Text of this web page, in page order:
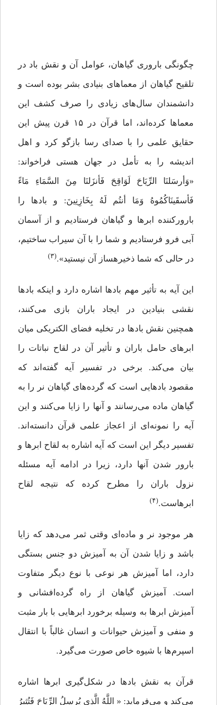
چگونگی باروری گیاهان، عوامل آن و نقش باد در
تلقیح گیاهان از معماهای بنیادی بشر بوده است و
دانشمندان سال‌های زیادی را صرف کشف این
معماها کرده‌اند، اما قرآن در ۱۵ قرن پیش این
حقایق علمی را با صدای رسا بازگو کرد و اهل
اندیشه را به تأمل در جهان هستی فراخواند:
«وَأرسَلنَا الرِّیَاحَ لَوَاقِحَ فَأنزَلنَا مِنَ السَّمَاءِ مَاءً
فَأسقَینَاکُمُوهُ وَمَا أنتُم لَهُ بِخَازِنِینَ: و بادها را
بارورکننده ابرها و گیاهان فرستادیم و از آسمان
آبى فرو فرستادیم و شما را با آن سیراب ساختیم،
در حالى که شما ذخیره‏ساز آن نیستید».(۳)
این آیه به تأثیر مهم بادها اشاره دارد و اینکه بادها
نقشی بنیادین در ایجاد باران‌ بازی می‌کنند‌،
همچنین نقش بادها در تخلیه­ فضای الکتریکی میان
ابرهای حامل باران و تأثیر آن در لقاح نباتات‌ را
بیان می‌کند. برخى در تفسیر آیه گفته‌اند که
مقصود بادهایى است که گرده‌هاى گیاهان نر را به
گیاهان ماده مى‌رسانند و آنها را زایا مى‌کنند و این
آیه را نمونه‌اى از اعجاز علمى قرآن دانسته‌اند.
تفسیر دیگر این است که آیه اشاره به لقاح ابرها و
بارور شدن آنها دارد، زیرا در ادامه آیه مسئله
نزول باران را مطرح کرده که نتیجه لقاح
ابرهاست.(۴)
هر موجود نر و ماده‌ای وقتی ثمر می‌دهد که زایا
باشد و زایا شدن آن به آمیزش دو جنس بستگی
دارد، اما آمیزش هر نوعی با نوع دیگر متفاوت
است. آمیزش گیاهان از راه گرده‌افشانی و
آمیزش ابرها به وسیله برخورد ابرهایی با بار مثبت
و منفی و آمیزش حیوانات و انسان غالباً با انتقال
اسپرم‌ها با شیوه خاص صورت می‌گیرد.
قرآن به نقش بادها در شکل‌گیری ابرها اشاره
می‌کند و می‌فرماید: « اللَّهُ الَّذِی یُرسِلُ الرِّیَاحَ فَتُثِیرُ